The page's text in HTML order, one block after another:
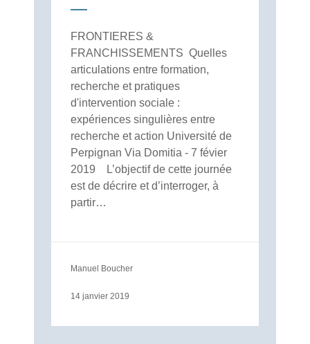
FRONTIERES &
FRANCHISSEMENTS Quelles
articulations entre formation,
recherche et pratiques
d'intervention sociale :
expériences singulières entre
recherche et action Université de
Perpignan Via Domitia - 7 févier
2019 L’objectif de cette journée
est de décrire et d’interroger, à
partir…
Manuel Boucher
14 janvier 2019